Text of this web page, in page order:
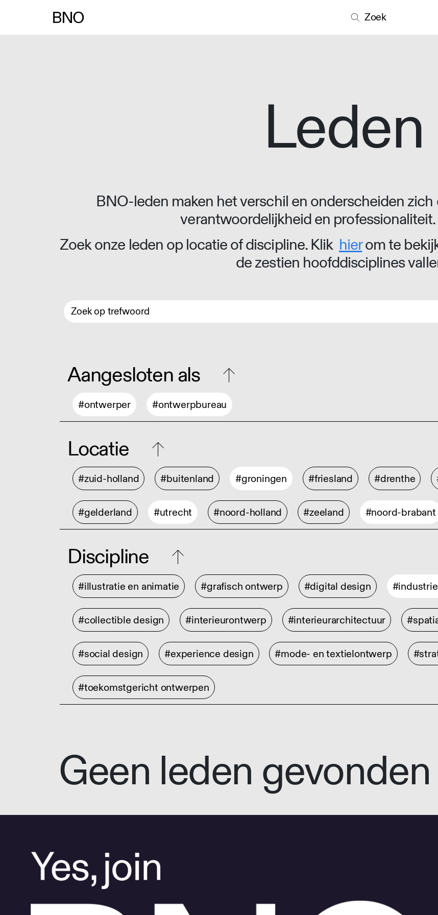
Zoek
Leden
BNO-leden maken het verschil en onderscheiden
verantwoordelijkheid en
Zoek onze leden op locatie of discipline. Klik hierom te
de zestien hoofddisciplines
Aangesloten als
#ontwerper #ontwerpbureau
Locatie
#zuid-holland #buitenland #groningen #friesland #drenthe
#gelderland #utrecht #noord-holland #zeeland #noord-brabant
Discipline
#illustratie en animatie #grafisch ontwerp #digital design
#collectible design #interieurontwerp #interieurarchitectuur
#social design #experience design #mode- en textielontwerp
#toekomstgericht ontwerpen
Geen leden gevonden